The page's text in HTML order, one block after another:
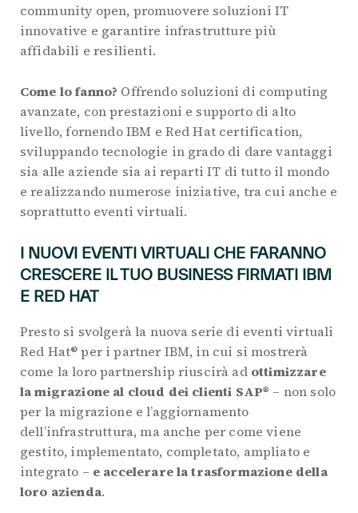
community open, promuovere soluzioni IT
innovative e garantire infrastrutture più
affidabili e resilienti.
Come lo fanno? Offrendo soluzioni di computing
avanzate, con prestazioni e supporto di alto
livello, fornendo IBM e Red Hat certification,
sviluppando tecnologie in grado di dare vantaggi
sia alle aziende sia ai reparti IT di tutto il mondo
e realizzando numerose iniziative, tra cui anche e
soprattutto eventi virtuali.
I NUOVI EVENTI VIRTUALI CHE FARANNO
CRESCERE IL TUO BUSINESS FIRMATI IBM
E RED HAT
Presto si svolgerà la nuova serie di eventi virtuali
Red Hat® per i partner IBM, in cui si mostrerà
come la loro partnership riuscirà ad ottimizzare
la migrazione al cloud dei clienti SAP® – non solo
per la migrazione e l’aggiornamento
dell’infrastruttura, ma anche per come viene
gestito, implementato, completato, ampliato e
integrato – e accelerare la trasformazione della
loro azienda.